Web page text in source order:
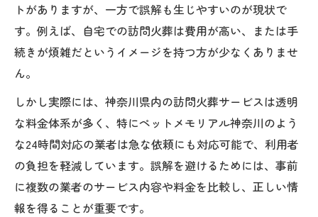
トがありますが、一方で誤解も生じやすいのが現状で
す。例えば、自宅での訪問火葬は費用が高い、または手
続きが煩雑だというイメージを持つ方が少なくありませ
ん。
しかし実際には、神奈川県内の訪問火葬サービスは透明
な料金体系が多く、特にペットメモリアル神奈川のよう
な24時間対応の業者は急な依頼にも対応可能で、利用者
の負担を軽減しています。誤解を避けるためには、事前
に複数の業者のサービス内容や料金を比較し、正しい情
報を得ることが重要です。